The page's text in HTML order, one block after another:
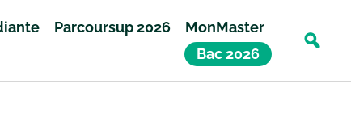
Parcoursup 2026
MonMaster
Bac 2026